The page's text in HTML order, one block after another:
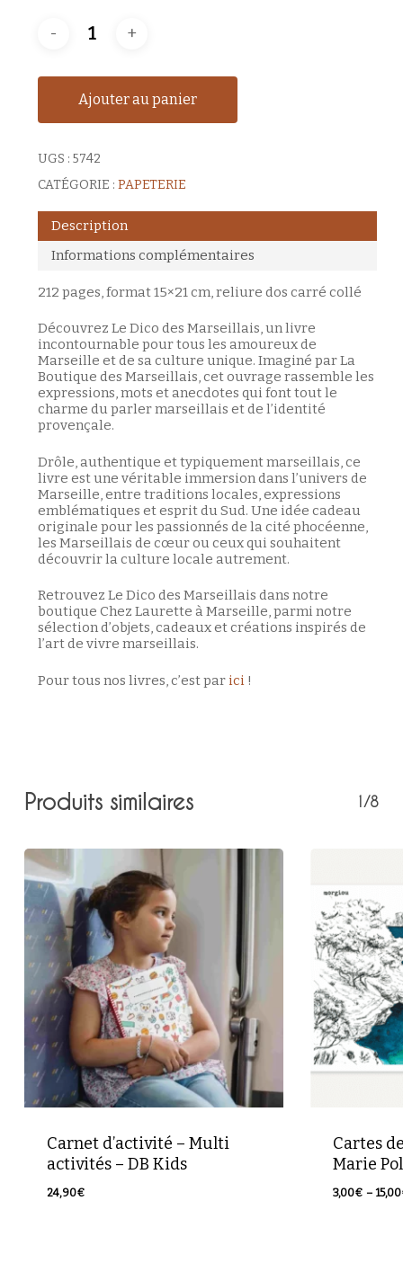
Votre panier est vide.
Retour à la boutique
Ajouter au panier
UGS : 5742
CATÉGORIE : PAPETERIE
Description
Informations complémentaires
212 pages, format 15×21 cm, reliure dos carré collé
Découvrez Le Dico des Marseillais, un livre
incontournable pour tous les amoureux de
Marseille et de sa culture unique. Imaginé par La
Boutique des Marseillais, cet ouvrage rassemble les
expressions, mots et anecdotes qui font tout le
charme du parler marseillais et de l’identité
provençale.
Drôle, authentique et typiquement marseillais, ce
livre est une véritable immersion dans l’univers de
Marseille, entre traditions locales, expressions
emblématiques et esprit du Sud. Une idée cadeau
originale pour les passionnés de la cité phocéenne,
les Marseillais de cœur ou ceux qui souhaitent
découvrir la culture locale autrement.
Retrouvez Le Dico des Marseillais dans notre
boutique Chez Laurette à Marseille, parmi notre
sélection d’objets, cadeaux et créations inspirés de
l’art de vivre marseillais.
Pour tous nos livres, c’est par ici !
Produits similaires 1/8
Carnet d’activité – Multi
activités – DB Kids
24,90€
Cartes
Marie
3,00€ – 15,00